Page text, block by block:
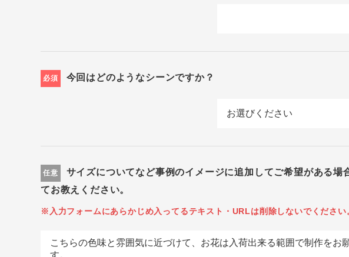
必須 今回はどのようなシーンですか？
任意
サイズについてなど事例のイメージに追加してご希望がある場
てお教えください。
※入力フォームにあらかじめ入ってるテキスト・URLは削除しないでください